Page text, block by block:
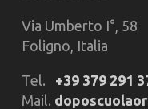
Via Umberto I°, 58
Foligno, Italia
Tel. +39 379 291
Mail.